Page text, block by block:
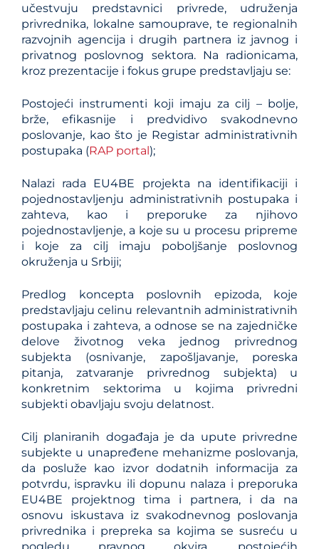
učestvuju predstavnici privrede, udruženja
privrednika, lokalne samouprave, te regionalnih
razvojnih agencija i drugih partnera iz javnog i
privatnog poslovnog sektora. Na radionicama,
kroz prezentacije i fokus grupe predstavljaju se:
Postojeći instrumenti koji imaju za cilj – bolje,
brže, efikasnije i predvidivo svakodnevno
poslovanje, kao što je Registar administrativnih
postupaka (RAP portal);
Nalazi rada EU4BE projekta na identifikaciji i
pojednostavljenju administrativnih postupaka i
zahteva, kao i preporuke za njihovo
pojednostavljenje, a koje su u procesu pripreme
i koje za cilj imaju poboljšanje poslovnog
okruženja u Srbiji;
Predlog koncepta poslovnih epizoda, koje
predstavljaju celinu relevantnih administrativnih
postupaka i zahteva, a odnose se na zajedničke
delove životnog veka jednog privrednog
subjekta (osnivanje, zapošljavanje, poreska
pitanja, zatvaranje privrednog subjekta) u
konkretnim sektorima u kojima privredni
subjekti obavljaju svoju delatnost.
Cilj planiranih događaja je da upute privredne
subjekte u unapređene mehanizme poslovanja,
da posluže kao izvor dodatnih informacija za
potvrdu, ispravku ili dopunu nalaza i preporuka
EU4BE projektnog tima i partnera, i da na
osnovu iskustava iz svakodnevnog poslovanja
privrednika i prepreka sa kojima se susreću u
pogledu pravnog okvira, postojećih